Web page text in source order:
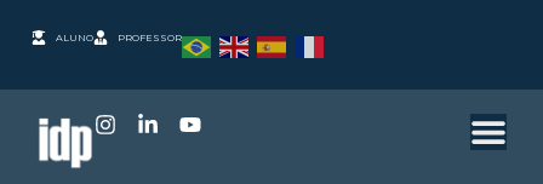
ALUNO PROFESSOR